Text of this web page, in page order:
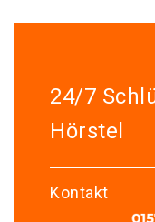
24/7
Hörstel
Kontakt